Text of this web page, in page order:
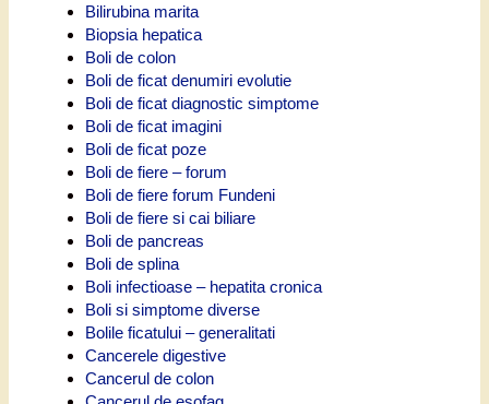
Bilirubina marita
Biopsia hepatica
Boli de colon
Boli de ficat denumiri evolutie
Boli de ficat diagnostic simptome
Boli de ficat imagini
Boli de ficat poze
Boli de fiere – forum
Boli de fiere forum Fundeni
Boli de fiere si cai biliare
Boli de pancreas
Boli de splina
Boli infectioase – hepatita cronica
Boli si simptome diverse
Bolile ficatului – generalitati
Cancerele digestive
Cancerul de colon